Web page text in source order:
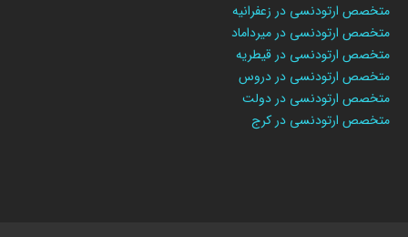
متخصص ارتودنسی در زعفرانیه
متخصص ارتودنسی در میرداماد
متخصص ارتودنسی در قیطریه
متخصص ارتودنسی در دروس
متخصص ارتودنسی در دولت
متخصص ارتودنسی در کرج